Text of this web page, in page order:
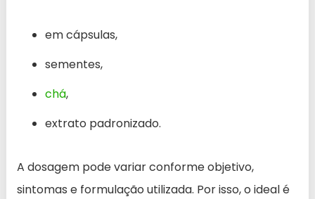
em cápsulas,
sementes,
chá,
extrato padronizado.
A dosagem pode variar conforme objetivo,
sintomas e formulação utilizada. Por isso, o ideal é